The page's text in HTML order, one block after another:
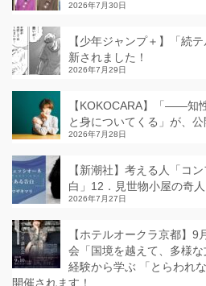
2026年7月30日
【少年ジャンプ＋】「続
新されました！
2026年7月29日
【KOKOCARA】「——知
と身についてくる」が、公
2026年7月28日
【新潮社】考える人「コ
白」12．見世物小屋の奇
2026年7月27日
【ホテルオークラ京都】
会「国境を越えて、多様
経験から学ぶ 「とらわれ
開催されます！